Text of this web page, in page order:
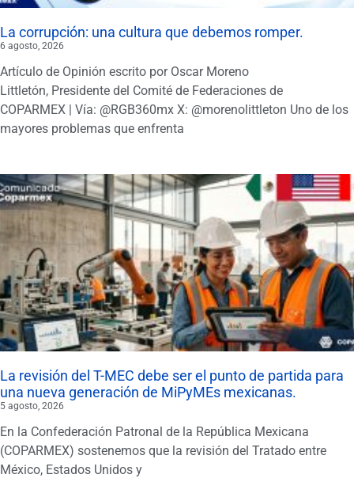
La corrupción: una cultura que debemos romper.
6 agosto, 2026
Artículo de Opinión escrito por Oscar Moreno
Littletón, Presidente del Comité de Federaciones de
COPARMEX | Vía: @RGB360mx X: @morenolittleton Uno de los
mayores problemas que enfrenta
La revisión del T-MEC debe ser el punto de partida para
una nueva generación de MiPyMEs mexicanas.
5 agosto, 2026
En la Confederación Patronal de la República Mexicana
(COPARMEX) sostenemos que la revisión del Tratado entre
México, Estados Unidos y